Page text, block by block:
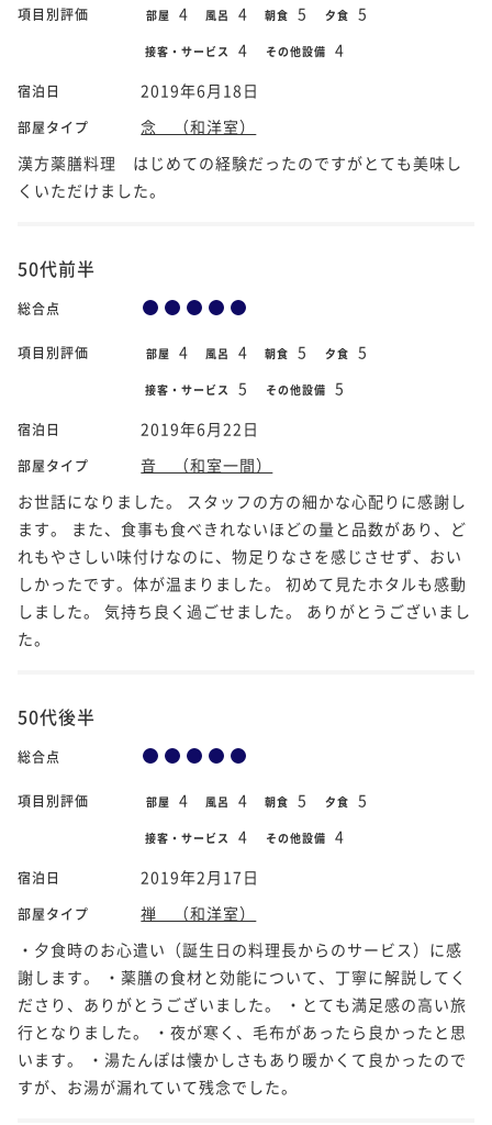
項目別評価 部屋 4 風呂 4 朝食 5 夕食 5
接客・サービス 4 その他設備 4
宿泊日 2019年6月18日
部屋タイプ
念 （和洋室）
漢方薬膳料理 はじめての経験だったのですがとても美味し
くいただけました。
50代前半
総合点
項目別評価 部屋 4 風呂 4 朝食 5 夕食 5
接客・サービス 5 その他設備 5
宿泊日 2019年6月22日
部屋タイプ
音 （和室一間）
お世話になりました。 スタッフの方の細かな心配りに感謝し
ます。 また、食事も食べきれないほどの量と品数があり、ど
れもやさしい味付けなのに、物足りなさを感じさせず、おい
しかったです。体が温まりました。 初めて見たホタルも感動
しました。 気持ち良く過ごせました。 ありがとうございまし
た。
50代後半
総合点
項目別評価 部屋 4 風呂 4 朝食 5 夕食 5
接客・サービス 4 その他設備 4
宿泊日 2019年2月17日
部屋タイプ
禅 （和洋室）
・夕食時のお心遣い（誕生日の料理長からのサービス）に感
謝します。 ・薬膳の食材と効能について、丁寧に解説してく
ださり、ありがとうございました。 ・とても満足感の高い旅
行となりました。 ・夜が寒く、毛布があったら良かったと思
います。 ・湯たんぽは懐かしさもあり暖かくて良かったので
すが、お湯が漏れていて残念でした。